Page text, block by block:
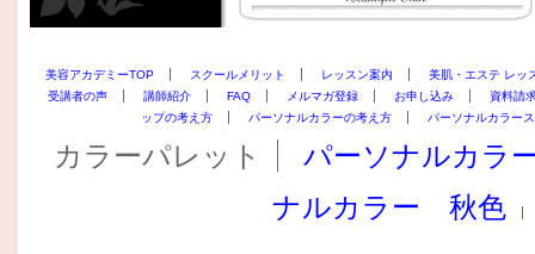
美容アカデミーTOP スクールメリット レッスン案内
美肌・エステ レッ
受講者の声
講師紹介 FAQ メルマガ登録 お申し込み
資料請
ップの考え方
パーソナルカラーの考え方 パーソナルカラー
カラーパレット
パーソナルカラ
ナルカラー 秋色